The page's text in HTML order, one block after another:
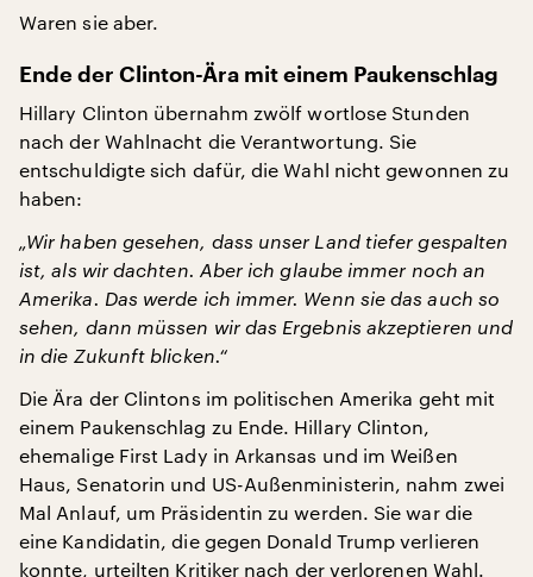
Waren sie aber.
Ende der Clinton-Ära mit einem Paukenschlag
Hillary Clinton übernahm zwölf wortlose Stunden
nach der Wahlnacht die Verantwortung. Sie
entschuldigte sich dafür, die Wahl nicht gewonnen zu
haben:
„Wir haben gesehen, dass unser Land tiefer gespalten
ist, als wir dachten. Aber ich glaube immer noch an
Amerika. Das werde ich immer. Wenn sie das auch so
sehen, dann müssen wir das Ergebnis akzeptieren und
in die Zukunft blicken.“
Die Ära der Clintons im politischen Amerika geht mit
einem Paukenschlag zu Ende. Hillary Clinton,
ehemalige First Lady in Arkansas und im Weißen
Haus, Senatorin und US-Außenministerin, nahm zwei
Mal Anlauf, um Präsidentin zu werden. Sie war die
eine Kandidatin, die gegen Donald Trump verlieren
konnte, urteilten Kritiker nach der verlorenen Wahl.